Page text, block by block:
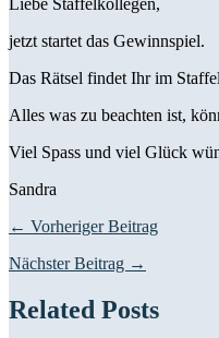
jetzt startet das Gewinnspiel.
Das Rätsel findet Ihr im
Alles was zu beachten ist,
Viel Spass und viel Glück
Sandra
← Vorheriger Beitrag
Nächster Beitrag →
Related Posts